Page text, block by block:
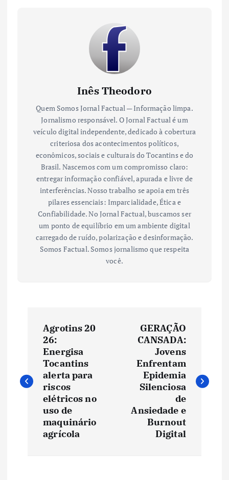
Inês Theodoro
Quem Somos Jornal Factual — Informação limpa.
Jornalismo responsável. O Jornal Factual é um
veículo digital independente, dedicado à cobertura
criteriosa dos acontecimentos políticos,
econômicos, sociais e culturais do Tocantins e do
Brasil. Nascemos com um compromisso claro:
entregar informação confiável, apurada e livre de
interferências. Nosso trabalho se apoia em três
pilares essenciais: Imparcialidade, Ética e
Confiabilidade. No Jornal Factual, buscamos ser
um ponto de equilíbrio em um ambiente digital
carregado de ruído, polarização e desinformação.
Somos Factual. Somos jornalismo que respeita
você.
v
e
Agrotins 20
26:
Energisa
Tocantins
alerta para
riscos
elétricos no
uso de
maquinário
agrícola
GERAÇÃO
CANSADA:
Jovens
Enfrentam
Epidemia
Silenciosa
de
Ansiedade e
Burnout
Digital